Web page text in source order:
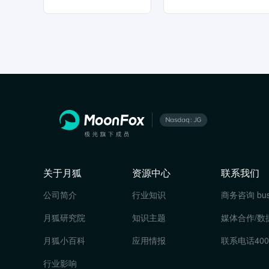
关于月狐
公司简介
月狐研究院
月狐小百科
行业影响
资源中心
行业知识
知识主题
应用情报
联系我们
商务咨询
媒体合作/数
联系电话